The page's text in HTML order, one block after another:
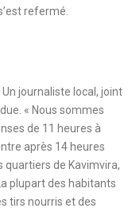
refermé.
journaliste local, joint
« Nous sommes
de 11 heures à
après 14 heures
de Kavimvira,
plupart des habitants
tirs nourris et des